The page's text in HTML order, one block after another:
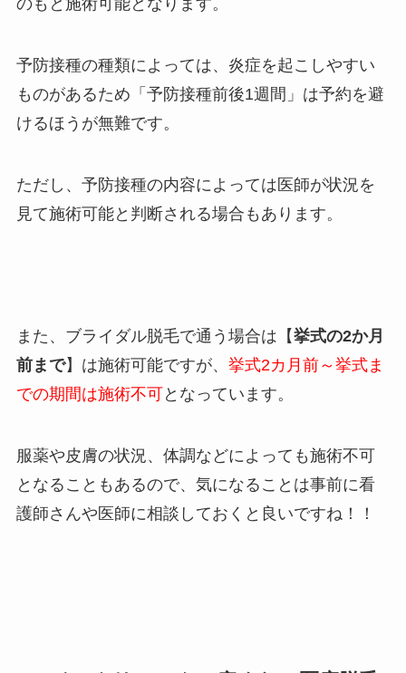
予防接種の種類によっては、炎症を起こしやすい
ものがあるため「予防接種前後1週間」は予約を避
けるほうが無難です。
ただし、予防接種の内容によっては医師が状況を
見て施術可能と判断される場合もあります。
また、ブライダル脱毛で通う場合は【挙式の2か月
前まで】は施術可能ですが、 挙式2カ月前～挙式ま
での期間は施術不可となっています。
服薬や皮膚の状況、体調などによっても施術不可
となることもあるので、気になることは事前に看
護師さんや医師に相談しておくと良いですね！！